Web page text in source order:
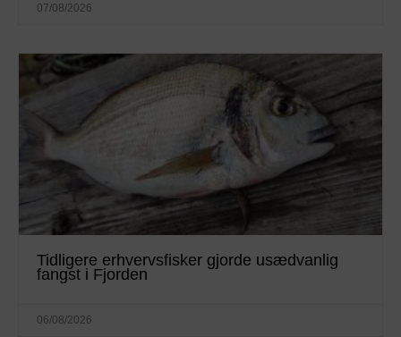
07/08/2026
Tidligere erhvervsfisker gjorde usædvanlig
fangst i Fjorden
06/08/2026